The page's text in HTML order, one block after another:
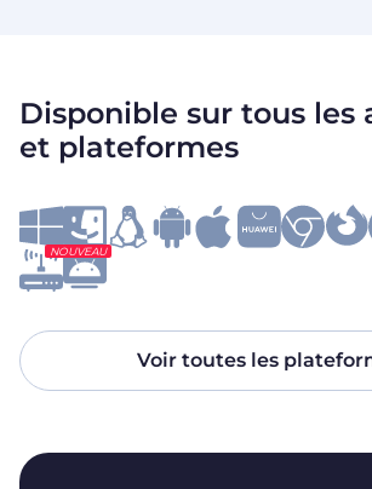
Disponible sur tous les
et plateformes
NOUVEAU
Voir toutes les